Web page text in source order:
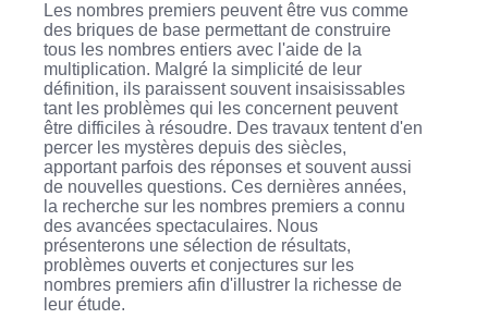
Les nombres premiers peuvent être vus comme
des briques de base permettant de construire
tous les nombres entiers avec l'aide de la
multiplication. Malgré la simplicité de leur
définition, ils paraissent souvent insaisissables
tant les problèmes qui les concernent peuvent
être difficiles à résoudre. Des travaux tentent d'en
percer les mystères depuis des siècles,
apportant parfois des réponses et souvent aussi
de nouvelles questions. Ces dernières années,
la recherche sur les nombres premiers a connu
des avancées spectaculaires. Nous
présenterons une sélection de résultats,
problèmes ouverts et conjectures sur les
nombres premiers afin d'illustrer la richesse de
leur étude.